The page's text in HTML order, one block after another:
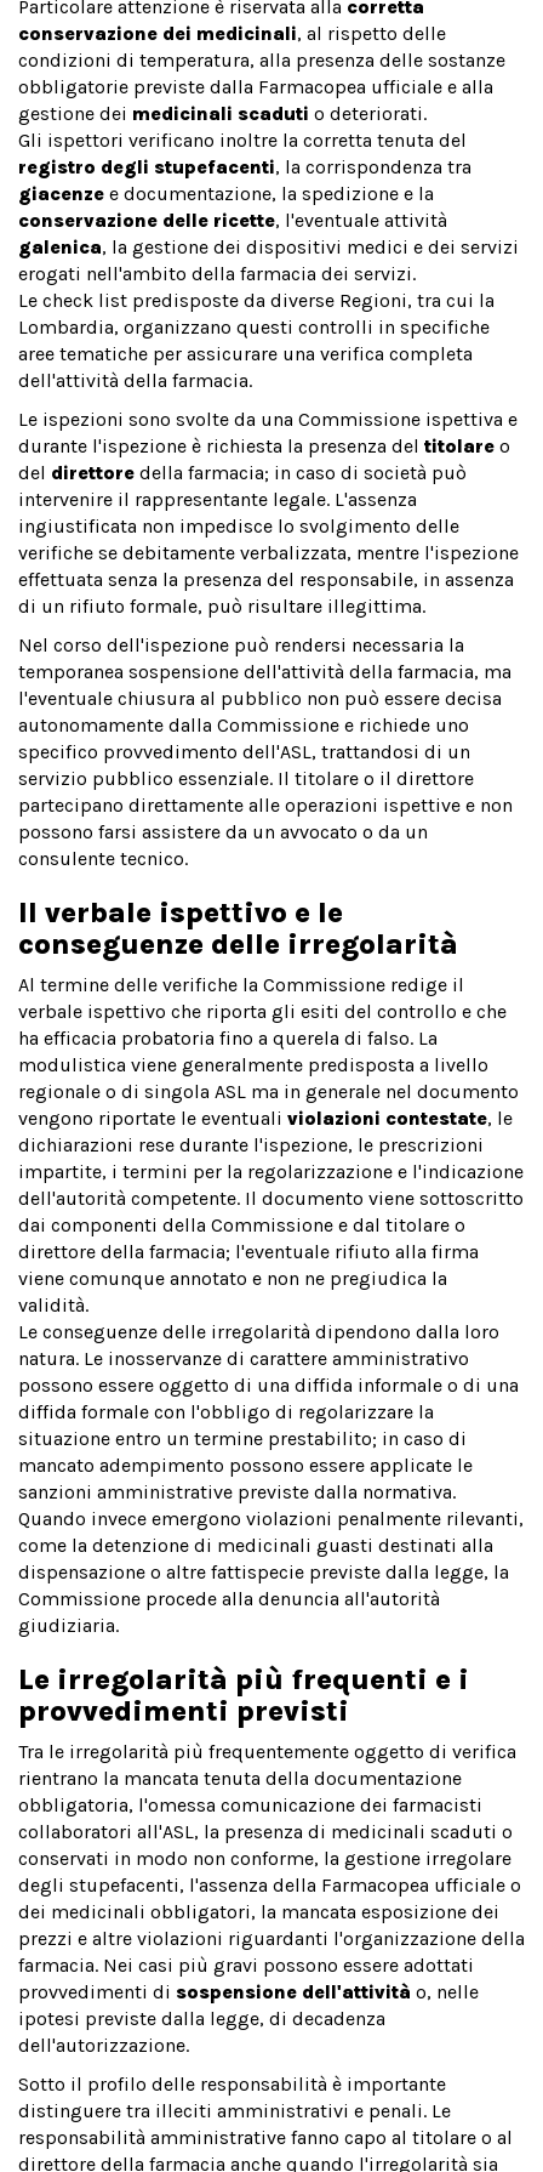
Particolare attenzione è riservata alla corretta
conservazione dei medicinali, al rispetto delle
condizioni di temperatura, alla presenza delle sostanze
obbligatorie previste dalla Farmacopea ufficiale e alla
gestione dei medicinali scaduti o deteriorati.
Gli ispettori verificano inoltre la corretta tenuta del
registro degli stupefacenti, la corrispondenza tra
giacenze e documentazione, la spedizione e la
conservazione delle ricette, l'eventuale attività
galenica, la gestione dei dispositivi medici e dei servizi
erogati nell'ambito della farmacia dei servizi.
Le check list predisposte da diverse Regioni, tra cui la
Lombardia, organizzano questi controlli in specifiche
aree tematiche per assicurare una verifica completa
dell'attività della farmacia.
Le ispezioni sono svolte da una Commissione ispettiva e
durante l'ispezione è richiesta la presenza del titolare o
del direttore della farmacia; in caso di società può
intervenire il rappresentante legale. L'assenza
ingiustificata non impedisce lo svolgimento delle
verifiche se debitamente verbalizzata, mentre l'ispezione
effettuata senza la presenza del responsabile, in assenza
di un rifiuto formale, può risultare illegittima.
Nel corso dell'ispezione può rendersi necessaria la
temporanea sospensione dell'attività della farmacia, ma
l'eventuale chiusura al pubblico non può essere decisa
autonomamente dalla Commissione e richiede uno
specifico provvedimento dell'ASL, trattandosi di un
servizio pubblico essenziale. Il titolare o il direttore
partecipano direttamente alle operazioni ispettive e non
possono farsi assistere da un avvocato o da un
consulente tecnico.
Il verbale ispettivo e le
conseguenze delle irregolarità
Al termine delle verifiche la Commissione redige il
verbale ispettivo che riporta gli esiti del controllo e che
ha efficacia probatoria fino a querela di falso. La
modulistica viene generalmente predisposta a livello
regionale o di singola ASL ma in generale nel documento
vengono riportate le eventuali violazioni contestate, le
dichiarazioni rese durante l'ispezione, le prescrizioni
impartite, i termini per la regolarizzazione e l'indicazione
dell'autorità competente. Il documento viene sottoscritto
dai componenti della Commissione e dal titolare o
direttore della farmacia; l'eventuale rifiuto alla firma
viene comunque annotato e non ne pregiudica la
validità.
Le conseguenze delle irregolarità dipendono dalla loro
natura. Le inosservanze di carattere amministrativo
possono essere oggetto di una diffida informale o di una
diffida formale con l'obbligo di regolarizzare la
situazione entro un termine prestabilito; in caso di
mancato adempimento possono essere applicate le
sanzioni amministrative previste dalla normativa.
Quando invece emergono violazioni penalmente rilevanti,
come la detenzione di medicinali guasti destinati alla
dispensazione o altre fattispecie previste dalla legge, la
Commissione procede alla denuncia all'autorità
giudiziaria.
Le irregolarità più frequenti e i
provvedimenti previsti
Tra le irregolarità più frequentemente oggetto di verifica
rientrano la mancata tenuta della documentazione
obbligatoria, l'omessa comunicazione dei farmacisti
collaboratori all'ASL, la presenza di medicinali scaduti o
conservati in modo non conforme, la gestione irregolare
degli stupefacenti, l'assenza della Farmacopea ufficiale o
dei medicinali obbligatori, la mancata esposizione dei
prezzi e altre violazioni riguardanti l'organizzazione della
farmacia. Nei casi più gravi possono essere adottati
provvedimenti di sospensione dell'attività o, nelle
ipotesi previste dalla legge, di decadenza
dell'autorizzazione.
Sotto il profilo delle responsabilità è importante
distinguere tra illeciti amministrativi e penali. Le
responsabilità amministrative fanno capo al titolare o al
direttore della farmacia anche quando l'irregolarità sia